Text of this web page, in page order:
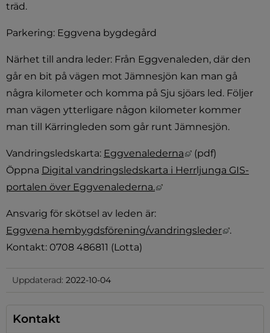
träd.
Parkering: Eggvena bygdegård
Närhet till andra leder: Från Eggvenaleden, där den
går en bit på vägen mot Jämnesjön kan man gå
några kilometer och komma på Sju sjöars led. Följer
man vägen ytterligare någon kilometer kommer
man till Kärringleden som går runt Jämnesjön.
Vandringsledskarta: Eggvenalederna Länk till annan
(pdf)
Öppna Digital vandringsledskarta i Herrljunga GIS-
portalen över Eggvenalederna.
Länk till annan
Ansvarig för skötsel av leden är:
Eggvena hembygdsförening/vandringsleder
Länk till
.
Kontakt: 0708 486811 (Lotta)
Uppdaterad: 2022-10-04
Kontakt